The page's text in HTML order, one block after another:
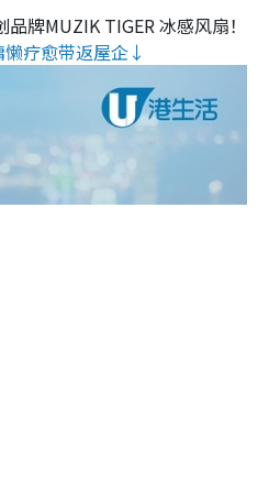
牌MUZIK TIGER 冰感风扇！
疗愈带返屋企↓